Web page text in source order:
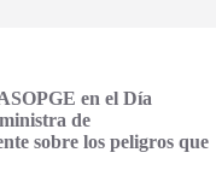
en el Día
de
sobre los peligros que